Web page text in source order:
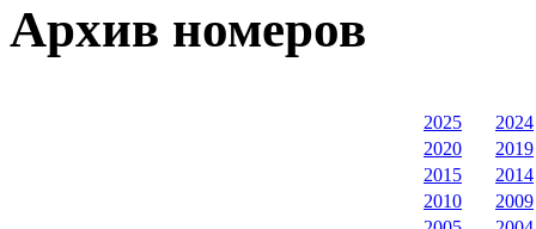
Архив номеров
2025
2024
2020
2019
2015
2014
2010
2009